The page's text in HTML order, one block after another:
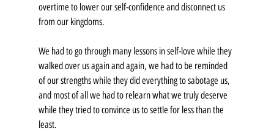
overtime to lower our self-confidence and disconnect us
from our kingdoms.
We had to go through many lessons in self-love while they
walked over us again and again, we had to be reminded
of our strengths while they did everything to sabotage us,
and most of all we had to relearn what we truly deserve
while they tried to convince us to settle for less than the
least.